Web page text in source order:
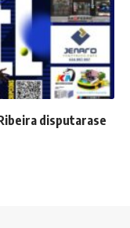
disputarase